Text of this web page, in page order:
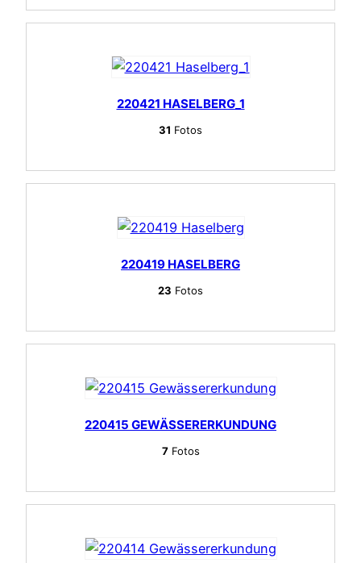
220421 HASELBERG_1
31 Fotos
220419 HASELBERG
23 Fotos
220415 GEWÄSSERERKUNDUNG
7Fotos